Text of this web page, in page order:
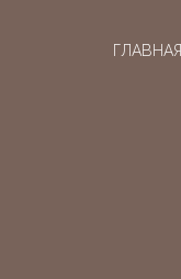
ГЛАВНАЯ